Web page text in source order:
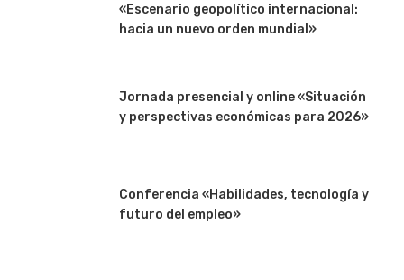
«Escenario geopolítico internacional:
hacia un nuevo orden mundial»
Jornada presencial y online «Situación
y perspectivas económicas para 2026»
Conferencia «Habilidades, tecnología y
futuro del empleo»